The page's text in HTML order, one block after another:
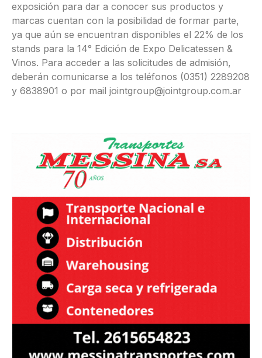
exposición para dar a conocer sus productos y
marcas cuentan con la posibilidad de formar parte,
ya que aún se encuentran disponibles el 22% de los
stands para la 14° Edición de Expo Delicatessen &
Vinos. Para acceder a las solicitudes de admisión,
deberán comunicarse a los teléfonos (0351) 2289208
y 6838901 o por mail jointgroup@jointgroup.com.ar